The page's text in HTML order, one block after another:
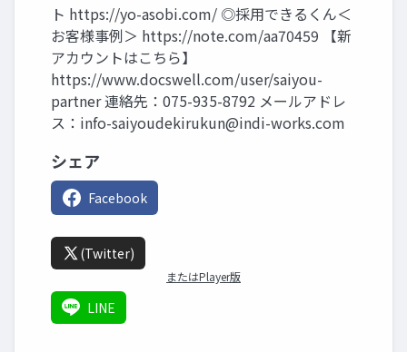
ト https://yo-asobi.com/ ◎採用できるくん＜
お客様事例＞ https://note.com/aa70459 【新
アカウントはこちら】
https://www.docswell.com/user/saiyou-
partner 連絡先：075-935-8792 メールアドレ
ス： info-saiyoudekirukun@indi-works.com
シェア
Facebook
(Twitter)
またはPlayer版
LINE